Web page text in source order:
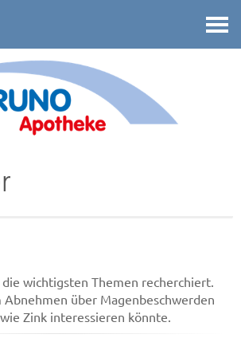
wichtigsten Themen recherchiert.
Abnehmen über Magenbeschwerden
Zink interessieren könnte.